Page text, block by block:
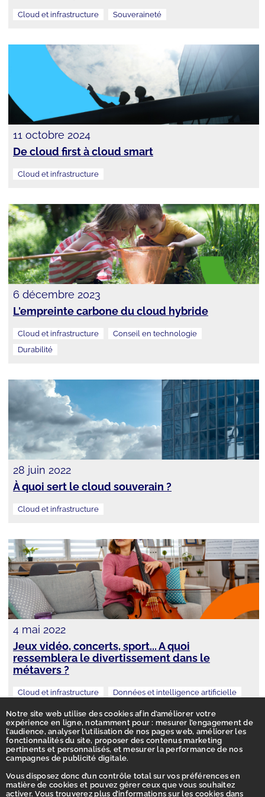
Notre site web utilise des cookies afin d’améliorer votre
expérience en ligne, notamment pour : mesurer l’engagement de
l’audience, analyser l’utilisation de nos pages web, améliorer les
fonctionnalités du site, proposer des contenus marketing
pertinents et personnalisés, et mesurer la performance de nos
campagnes de publicité digitale.
Vous disposez donc d’un contrôle total sur vos préférences en
matière de cookies et pouvez gérer ceux que vous souhaitez
activer. Vous trouverez plus d’informations sur les cookies dans
Cloud et infrastructure Souveraineté
11 octobre 2024
De cloud first à cloud smart
Cloud et infrastructure
6 décembre 2023
L'empreinte carbone du cloud hybride
Cloud et infrastructure
Conseil en technologie
Durabilité
28 juin 2022
À quoi sert le cloud souverain ?
Cloud et infrastructure
4 mai 2022
Jeux vidéo, concerts, sport... A quoi
ressemblera le divertissement dans le
métavers ?
Cloud et infrastructure
Données et intelligence artificielle
Intelligence artificielle